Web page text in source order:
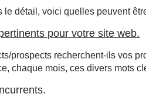
détail, voici quelles peuvent
pour votre site web.
prospects recherchent-ils vos
chaque mois, ces divers mots